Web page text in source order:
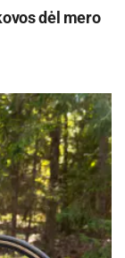
dėl mero